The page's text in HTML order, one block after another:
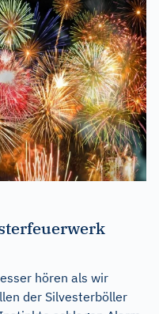
hören als wir
der Silvesterböller